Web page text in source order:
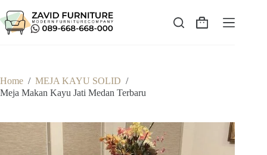
to
content
Shopping
Home / MEJA KAYU SOLID /
Meja Makan Kayu Jati Medan Terbaru